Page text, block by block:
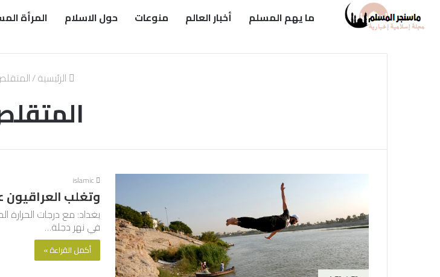
ما يهم المسلم أخبار العالم منوعات حول الاسلام المرأة
الرئيسية/
islamic
وتغلب العراقيون
بغداد: مع درجات الحرارة
في نهر دجلة…
أكمل القراءة »